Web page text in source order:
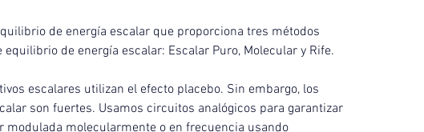
de energía escalar que proporciona tres métodos
de energía escalar: Escalar Puro, Molecular y Rife.
escalares utilizan el efecto placebo. Sin embargo, los
son fuertes. Usamos circuitos analógicos para garantizar
modulada molecularmente o en frecuencia usando